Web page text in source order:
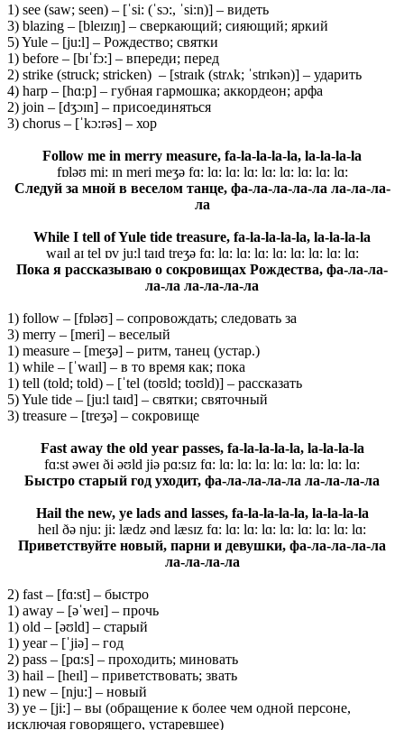
1) see (saw; seen) – [ˈsi: (ˈsɔ:, ˈsi:n)] – видеть
3) blazing – [bleɪzɪŋ] – сверкающий; сияющий; яркий
5) Yule – [ju:l] – Рождество; святки
1) before – [bɪˈfɔ:] – впереди; перед
2) strike (struck; stricken) – [straɪk (strʌk; ˈstrɪkən)] – ударить
4) harp – [hɑ:p] – губная гармошка; аккордеон; арфа
2) join – [dʒɔɪn] – присоединяться
3) chorus – [ˈkɔ:rəs] – хор
Follow me in merry measure, fa-la-la-la-la, la-la-la-la
fɒləʊ mi: ɪn meri meʒə fɑ: lɑ: lɑ: lɑ: lɑ: lɑ: lɑ: lɑ: lɑ:
Следуй за мной в веселом танце, фа-ла-ла-ла-ла ла-ла-ла-
ла
While I tell of Yule tide treasure, fa-la-la-la-la, la-la-la-la
waɪl aɪ tel ɒv ju:l taɪd treʒə fɑ: lɑ: lɑ: lɑ: lɑ: lɑ: lɑ: lɑ: lɑ:
Пока я рассказываю о сокровищах Рождества, фа-ла-ла-
ла-ла ла-ла-ла-ла
1) follow – [fɒləʊ] – сопровождать; следовать за
3) merry – [meri] – веселый
1) measure – [meʒə] – ритм, танец (устар.)
1) while – [ˈwaɪl] – в то время как; пока
1) tell (told; told) – [ˈtel (toʊld; toʊld)] – рассказать
5) Yule tide – [ju:l taɪd] – святки; святочный
3) treasure – [treʒə] – сокровище
Fast away the old year passes, fa-la-la-la-la, la-la-la-la
fɑ:st əweɪ ði əʊld jiə pɑ:sɪz fɑ: lɑ: lɑ: lɑ: lɑ: lɑ: lɑ: lɑ: lɑ:
Быстро старый год уходит, фа-ла-ла-ла-ла ла-ла-ла-ла
Hail the new, ye lads and lasses, fa-la-la-la-la, la-la-la-la
heɪl ðə nju: ji: lædz ənd læsɪz fɑ: lɑ: lɑ: lɑ: lɑ: lɑ: lɑ: lɑ: lɑ:
Приветствуйте новый, парни и девушки, фа-ла-ла-ла-ла
ла-ла-ла-ла
2) fast – [fɑ:st] – быстро
1) away – [əˈweɪ] – прочь
1) old – [əʊld] – старый
1) year – [ˈjiə] – год
2) pass – [pɑ:s] – проходить; миновать
3) hail – [heɪl] – приветствовать; звать
1) new – [nju:] – новый
3) ye – [ji:] – вы (обращение к более чем одной персоне,
исключая говорящего, устаревшее)